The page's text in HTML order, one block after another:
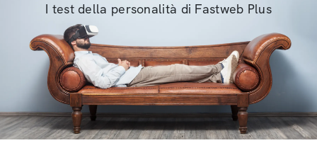
I test della personalità di Fastweb Plus